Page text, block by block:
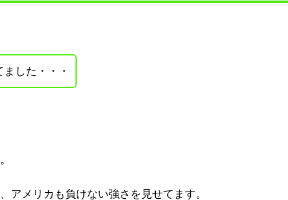
した・・・
アメリカも負けない強さを見せてます。